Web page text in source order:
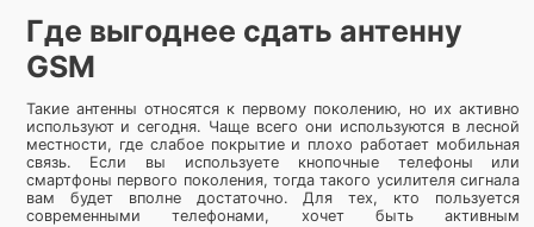
Где выгоднее сдать антенну
GSM
Такие антенны относятся к первому поколению, но их активно
используют и сегодня. Чаще всего они используются в лесной
местности, где слабое покрытие и плохо работает мобильная
связь. Если вы используете кнопочные телефоны или
смартфоны первого поколения, тогда такого усилителя сигнала
вам будет вполне достаточно. Для тех, кто пользуется
современными телефонами, хочет быть активным